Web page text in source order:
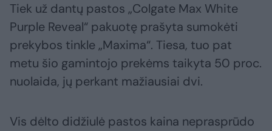
Tiek už dantų pastos „Colgate Max White
Purple Reveal“ pakuotę prašyta sumokėti
prekybos tinkle „Maxima“. Tiesa, tuo pat
metu šio gamintojo prekėms taikyta 50 proc.
nuolaida, jų perkant mažiausiai dvi.
Vis dėlto didžiulė pastos kaina neprasprūdo